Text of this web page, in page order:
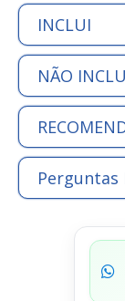
INCLUI
NÃO
Perguntas